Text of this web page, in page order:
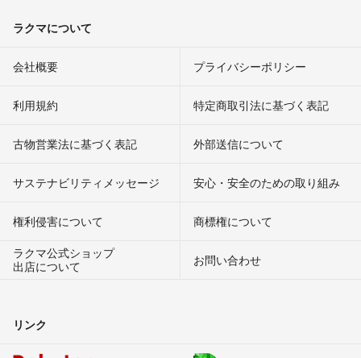
ラクマについて
会社概要 プライバシーポリシー
利用規約 特定商取引法に基づく表記
古物営業法に基づく表記 外部送信について
サステナビリティメッセージ 安心・安全のための取り組み
権利侵害について
商標権について
ラクマ公式ショップ
出店について
お問い合わせ
リンク